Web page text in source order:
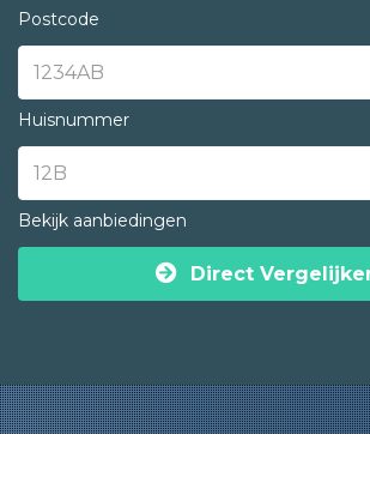
Postcode
Huisnummer
Bekijk aanbiedingen
Direct